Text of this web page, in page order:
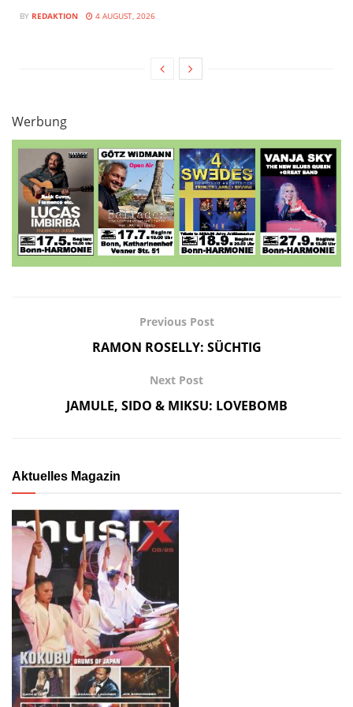
BY REDAKTION 4 AUGUST, 2026
Werbung
Previous Post
RAMON ROSELLY: SÜCHTIG
Next Post
JAMULE, SIDO & MIKSU: LOVEBOMB
Aktuelles Magazin